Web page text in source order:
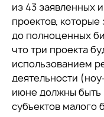
из 43 заявленных
проектов,
до полноценных
что три проекта
использованием
деятельности
июне должны быть
субъектов малого